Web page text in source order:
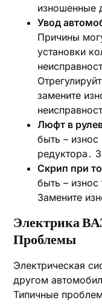
изношенные
Увод
Причины
установки
замените
Люфт в
быть – износ
редуктора․
Скрип при
быть – износ
Замените
Электрика
Проблемы
Электрическая
другом
Типичные